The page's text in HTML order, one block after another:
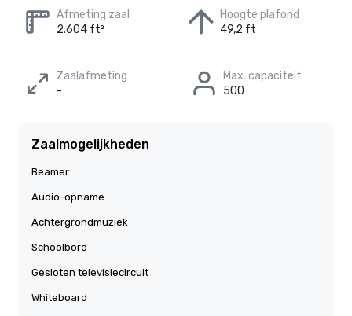
Afmeting zaal
2.604 ft²
Hoogte plafond
49,2 ft
Zaalafmeting
-
Max. capaciteit
500
Zaalmogelijkheden
Beamer
Audio-opname
Achtergrondmuziek
Schoolbord
Gesloten televisiecircuit
Whiteboard